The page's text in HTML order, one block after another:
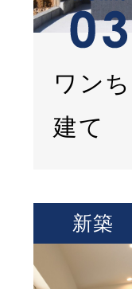
ワン
建て
新築